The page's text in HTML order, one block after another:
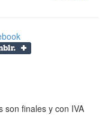
son finales y con IVA